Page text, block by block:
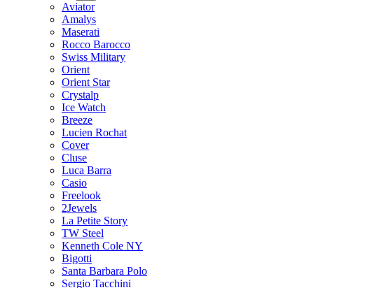
Aviator
Amalys
Maserati
Rocco Barocco
Swiss Military
Orient
Orient Star
Crystalp
Ice Watch
Breeze
Lucien Rochat
Cover
Cluse
Luca Barra
Casio
Freelook
2Jewels
La Petite Story
TW Steel
Kenneth Cole NY
Bigotti
Santa Barbara Polo
Sergio Tacchini